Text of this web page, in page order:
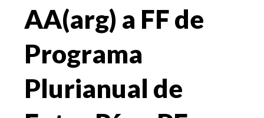
AA(arg) a FF de
Programa
Plurianual de